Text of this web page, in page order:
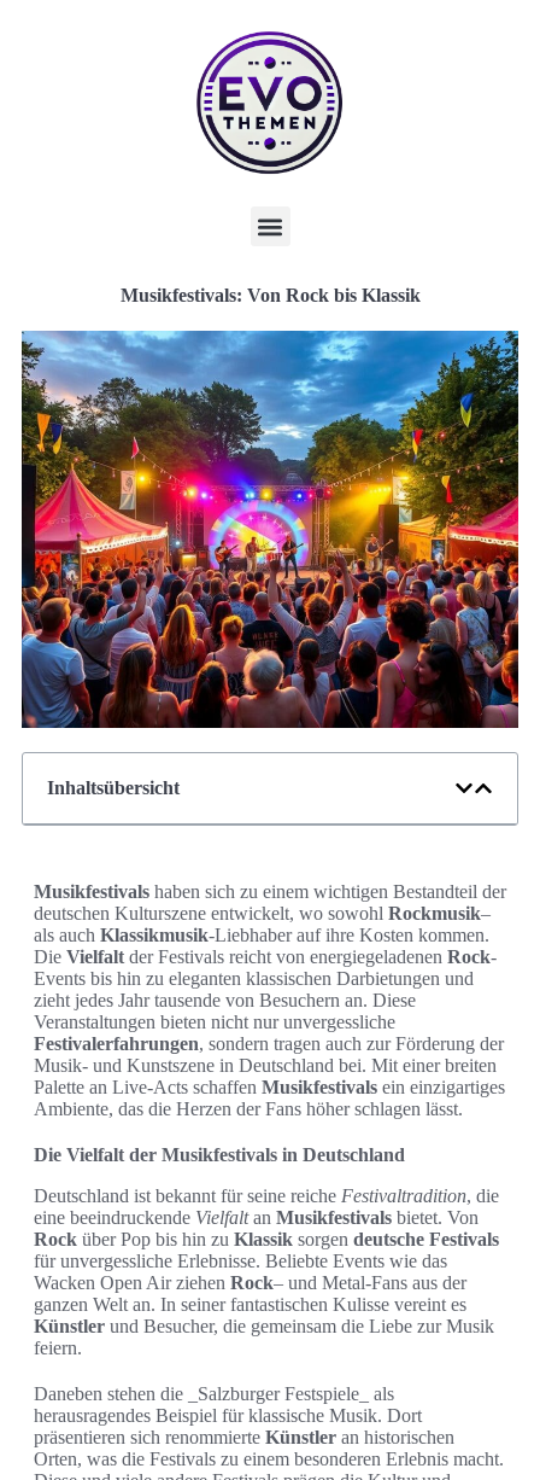
Musikfestivals: Von Rock bis Klassik
Inhaltsübersicht
Musikfestivals haben sich zu einem wichtigen Bestandteil der
deutschen Kulturszene entwickelt, wo sowohl Rockmusik–
als auch Klassikmusik-Liebhaber auf ihre Kosten kommen.
Die Vielfalt der Festivals reicht von energiegeladenen Rock-
Events bis hin zu eleganten klassischen Darbietungen und
zieht jedes Jahr tausende von Besuchern an. Diese
Veranstaltungen bieten nicht nur unvergessliche
Festivalerfahrungen, sondern tragen auch zur Förderung der
Musik- und Kunstszene in Deutschland bei. Mit einer breiten
Palette an Live-Acts schaffen Musikfestivals ein einzigartiges
Ambiente, das die Herzen der Fans höher schlagen lässt.
Die Vielfalt der Musikfestivals in Deutschland
Deutschland ist bekannt für seine reiche Festivaltradition, die
eine beeindruckende Vielfaltan Musikfestivals bietet. Von
Rock über Pop bis hin zu Klassik sorgen deutsche Festivals
für unvergessliche Erlebnisse. Beliebte Events wie das
Wacken Open Air ziehen Rock– und Metal-Fans aus der
ganzen Welt an. In seiner fantastischen Kulisse vereint es
Künstler und Besucher, die gemeinsam die Liebe zur Musik
feiern.
Daneben stehen die _Salzburger Festspiele_ als
herausragendes Beispiel für klassische Musik. Dort
präsentieren sich renommierte Künstler an historischen
Orten, was die Festivals zu einem besonderen Erlebnis macht.